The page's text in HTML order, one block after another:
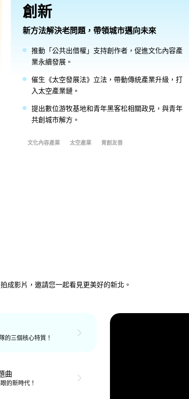
創新
新方法解決老問題，帶領城市邁向未來
推動「公共出借權」支持創作者，促進文化內容產
業永續發展。
催生《太空發展法》立法，帶動傳統產業升級，打
入太空產業鏈。
提出數位游牧基地和青年黑客松相關政見，與青年
共創城市解方。
文化內容產業 太空產業 青創友善
成影片，邀請您一起看見更美好的新北。
的三個核心特質！
曲
的新時代！